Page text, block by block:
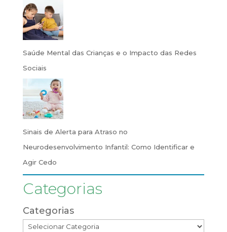
Saúde Mental das Crianças e o Impacto das Redes
Sociais
Sinais de Alerta para Atraso no
Neurodesenvolvimento Infantil: Como Identificar e
Agir Cedo
Categorias
Categorias